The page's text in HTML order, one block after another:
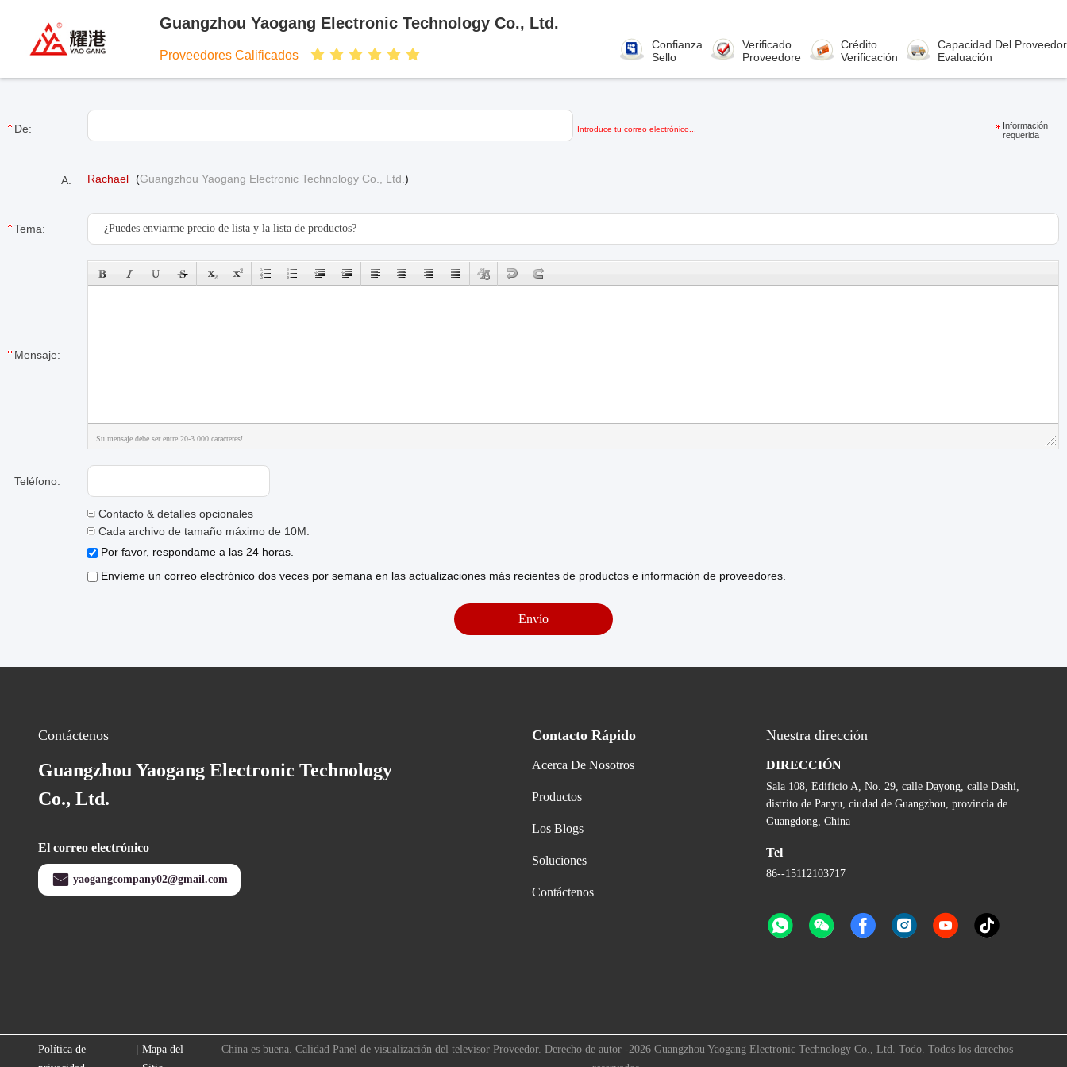
Guangzhou Yaogang Electronic Technology Co., Ltd.
Proveedores Calificados
Confianza
Sello
Verificado
Proveedore
Crédito
Verificación
Capacidad Del Proveedor
Evaluación
De: Introduce tu correo electrónico...
Información
requerida
A: Rachael (Guangzhou Yaogang Electronic Technology Co., Ltd. )
Tema:
Mensaje:
Su mensaje debe ser entre 20-3.000 caracteres!
Teléfono:
Contacto & detalles opcionales
Cada archivo de tamaño máximo de 10M.
Por favor, respondame a las 24 horas.
Envíeme un correo electrónico dos veces por semana en las actualizaciones más recientes de productos e información de proveedores.
Contáctenos
Guangzhou Yaogang Electronic Technology
Co., Ltd.
El correo electrónico
yaogangcompany02@gmail.com
Contacto Rápido
Acerca De Nosotros
Productos
Los Blogs
Soluciones
Contáctenos
Nuestra dirección
DIRECCIÓN
Sala 108, Edificio A, No. 29, calle Dayong, calle Dashi,
distrito de Panyu, ciudad de Guangzhou, provincia de
Guangdong, China
Tel
86--15112103717
Política de
Mapa del
China es buena. Calidad Panel de visualización del televisor Proveedor. Derecho de autor -2026 Guangzhou Yaogang Electronic Technology Co., Ltd. Todo. Todos los derechos